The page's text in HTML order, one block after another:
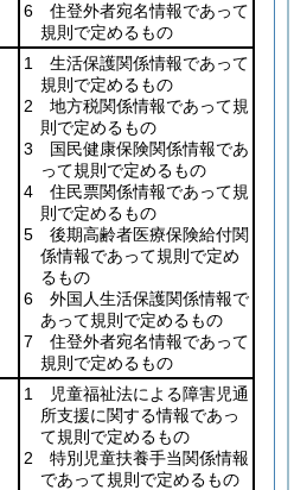
6 住登外者宛名情報であって
規則で定めるもの
1 生活保護関係情報であって
規則で定めるもの
2 地方税関係情報であって規
則で定めるもの
3 国民健康保険関係情報であ
って規則で定めるもの
4 住民票関係情報であって規
則で定めるもの
5 後期高齢者医療保険給付関
係情報であって規則で定め
るもの
6 外国人生活保護関係情報で
あって規則で定めるもの
7 住登外者宛名情報であって
規則で定めるもの
1 児童福祉法による障害児通
所支援に関する情報であっ
て規則で定めるもの
2 特別児童扶養手当関係情報
であって規則で定めるもの